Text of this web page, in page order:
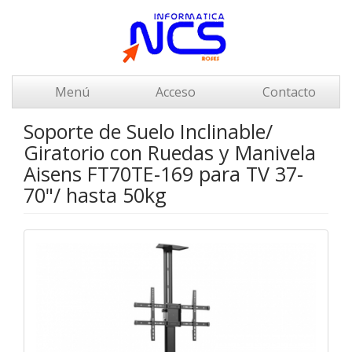
Menú Acceso Contacto
Soporte de Suelo Inclinable/
Giratorio con Ruedas y Manivela
Aisens FT70TE-169 para TV 37-
70"/ hasta 50kg